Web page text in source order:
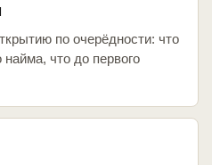
по очерёдности: что
что до первого